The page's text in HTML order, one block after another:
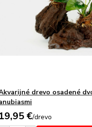
drevo osadené
€/drevo